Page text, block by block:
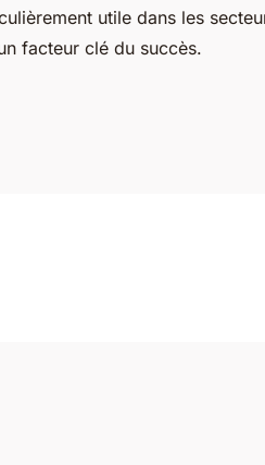
utile dans les
facteur clé du succès.